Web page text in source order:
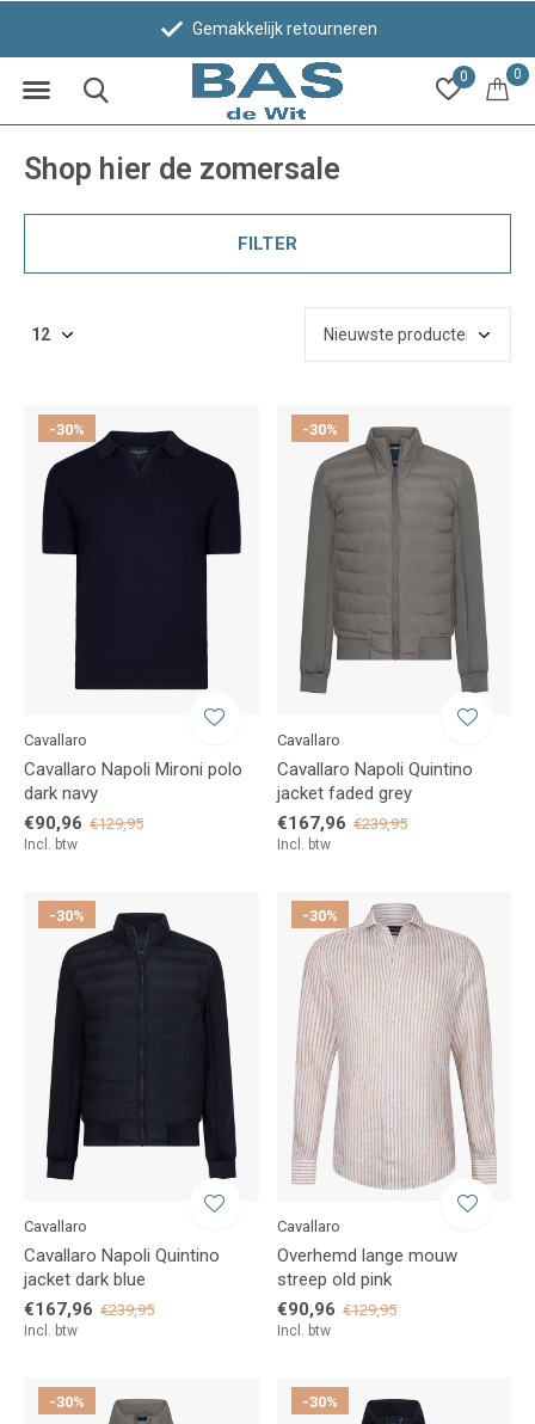
0 0
Gemakkelijk retourneren
Shop hier de zomersale
FILTER
-30%
Cavallaro
Cavallaro Napoli Mironi polo
dark navy
€90,96 €129,95
Incl. btw
-30%
Cavallaro
Cavallaro Napoli Quintino
jacket faded grey
€167,96 €239,95
Incl. btw
-30%
Cavallaro
Cavallaro Napoli Quintino
jacket dark blue
€167,96 €239,95
Incl. btw
-30%
Cavallaro
Overhemd lange mouw
streep old pink
€90,96 €129,95
Incl. btw
-30% -30%